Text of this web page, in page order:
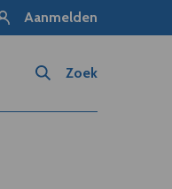
Aanmelden
Zoek